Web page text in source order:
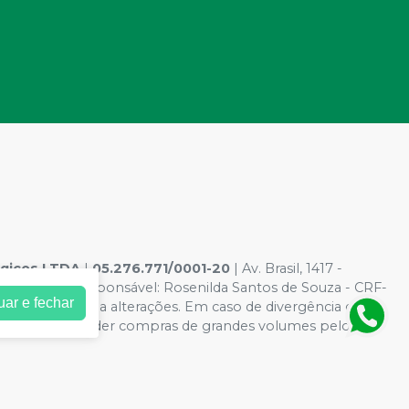
LTDA | 05.276.771/0001-20 | Av. Brasil, 1417 -
responsável: Rosenilda Santos de Souza - CRF-
sujeitos a alterações. Em caso de divergência de
de não atender compras de grandes volumes pelo site.
e fechar